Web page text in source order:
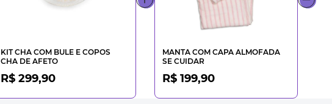
KIT CHA COM BULE E COPOS
CHA DE AFETO
R$ 299,90
MANTA COM CAPA ALMOFADA
SE CUIDAR
R$ 199,90